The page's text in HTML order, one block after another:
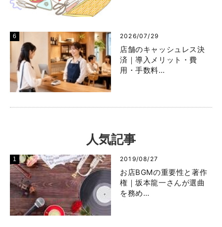
2026/07/29
店舗のキャッシュレス決
済｜導入メリット・費
用・手数料…
人気記事
2019/08/27
お店BGMの重要性と著作
権｜坂本龍一さんが選曲
を務め…